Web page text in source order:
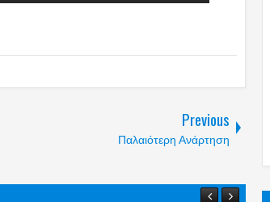
Previous
Παλαιότερη Ανάρτηση